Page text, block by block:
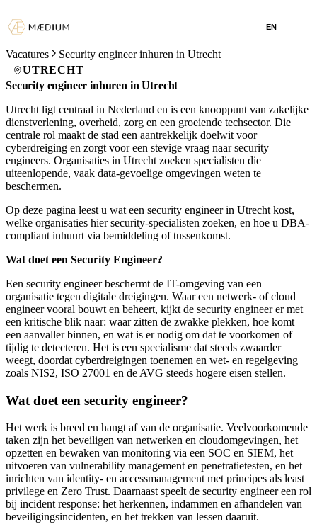
EN
Vacatures
Security engineer inhuren in Utrecht
UTRECHT
Security engineer inhuren in Utrecht
Utrecht ligt centraal in Nederland en is een knooppunt van zakelijke
dienstverlening, overheid, zorg en een groeiende techsector. Die
centrale rol maakt de stad een aantrekkelijk doelwit voor
cyberdreiging en zorgt voor een stevige vraag naar security
engineers. Organisaties in Utrecht zoeken specialisten die
uiteenlopende, vaak data-gevoelige omgevingen weten te
beschermen.
Op deze pagina leest u wat een security engineer in Utrecht kost,
welke organisaties hier security-specialisten zoeken, en hoe u DBA-
compliant inhuurt via bemiddeling of tussenkomst.
Wat doet een Security Engineer?
Een security engineer beschermt de IT-omgeving van een
organisatie tegen digitale dreigingen. Waar een netwerk- of cloud
engineer vooral bouwt en beheert, kijkt de security engineer er met
een kritische blik naar: waar zitten de zwakke plekken, hoe komt
een aanvaller binnen, en wat is er nodig om dat te voorkomen of
tijdig te detecteren. Het is een specialisme dat steeds zwaarder
weegt, doordat cyberdreigingen toenemen en wet- en regelgeving
zoals NIS2, ISO 27001 en de AVG steeds hogere eisen stellen.
Wat doet een security engineer?
Het werk is breed en hangt af van de organisatie. Veelvoorkomende
taken zijn het beveiligen van netwerken en cloudomgevingen, het
opzetten en bewaken van monitoring via een SOC en SIEM, het
uitvoeren van vulnerability management en penetratietesten, en het
inrichten van identity- en accessmanagement met principes als least
privilege en Zero Trust. Daarnaast speelt de security engineer een rol
bij incident response: het herkennen, indammen en afhandelen van
beveiligingsincidenten, en het trekken van lessen daaruit.